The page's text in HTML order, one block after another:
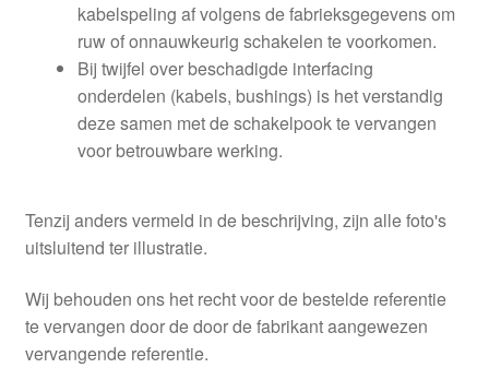
kabelspeling af volgens de fabrieksgegevens om
ruw of onnauwkeurig schakelen te voorkomen.
Bij twijfel over beschadigde interfacing
onderdelen (kabels, bushings) is het verstandig
deze samen met de schakelpook te vervangen
voor betrouwbare werking.
Tenzij anders vermeld in de beschrijving, zijn alle foto's
uitsluitend ter illustratie.
Wij behouden ons het recht voor de bestelde referentie
te vervangen door de door de fabrikant aangewezen
vervangende referentie.